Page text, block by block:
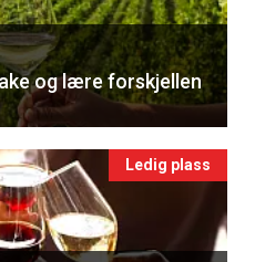
og lære forskjellen
Ledig plass